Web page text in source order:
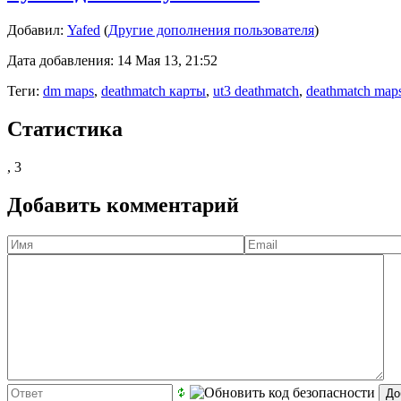
Добавил: Yafed (Другие дополнения пользователя)
Дата добавления: 14 Мая 13, 21:52
Теги: dm maps, deathmatch карты, ut3 deathmatch, deathmatch
Статистика
, 3
Добавить комментарий